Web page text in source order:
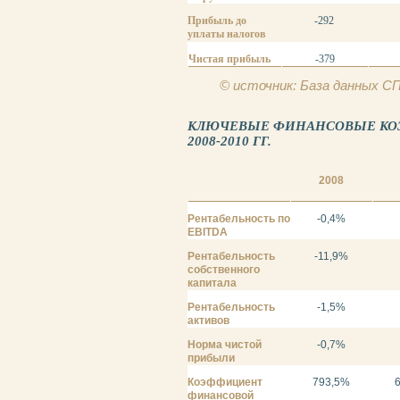
Прибыль до
уплаты налогов
-292
Чистая прибыль -379
© источник: База данных
КЛЮЧЕВЫЕ ФИНАНСОВЫЕ
2008-2010 ГГ.
2008
Рентабельность по
EBITDA
-0,4%
Рентабельность
собственного
капитала
-11,9%
Рентабельность
активов
-1,5%
Норма чистой
прибыли
-0,7%
Коэффициент
финансовой
793,5%